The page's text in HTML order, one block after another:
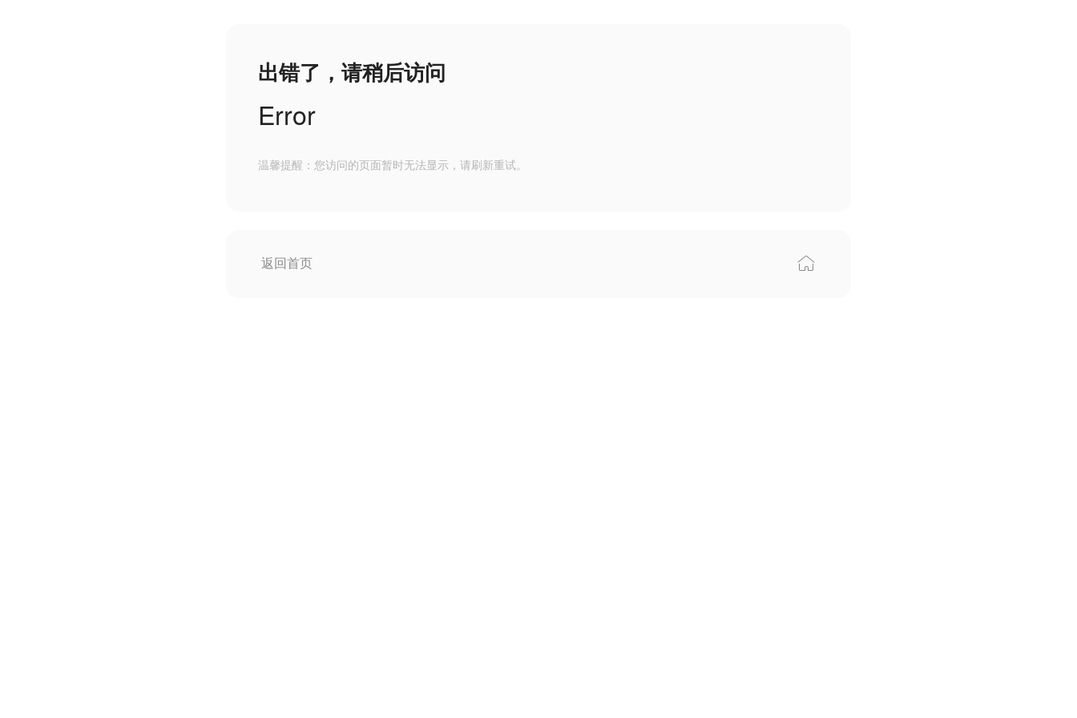
出错了，请稍后访问
Error
温馨提醒：您访问的页面暂时无法显示，请刷新重试。
返回首页